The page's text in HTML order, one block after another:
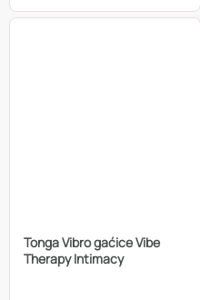
Tonga Vibro gaćice Vibe
Therapy Intimacy